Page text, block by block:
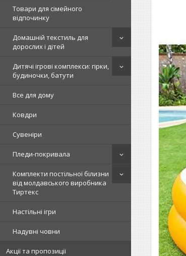
Товари для сімейного
відпочинку
Домашній текстиль для
дорослих і дітей
Дитячі ігрові комплекси: гірки,
будиночки, батути
Все для дому
Ковдри
Сувеніри
Пледи-покривала
Комплекти постільної білизни
від молдавського виробника
Тиртекс
Настільні ігри
Надувні човни
Акції та пропозиції